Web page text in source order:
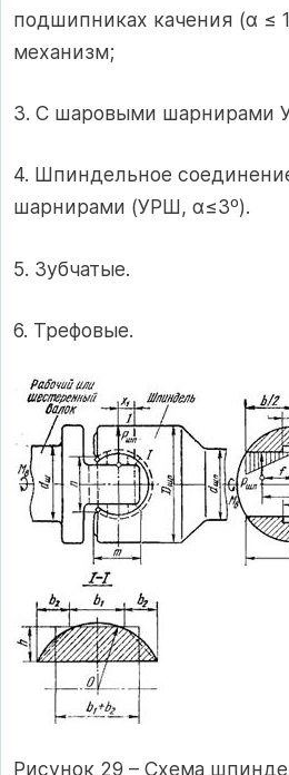
подшипниках качения (α ≤
механизм;
3. С шаровыми шарнирами
4. Шпиндельное
шарнирами (УРШ, α≤3º).
5. Зубчатые.
6. Трефовые.
Рисунок 29 – Схема